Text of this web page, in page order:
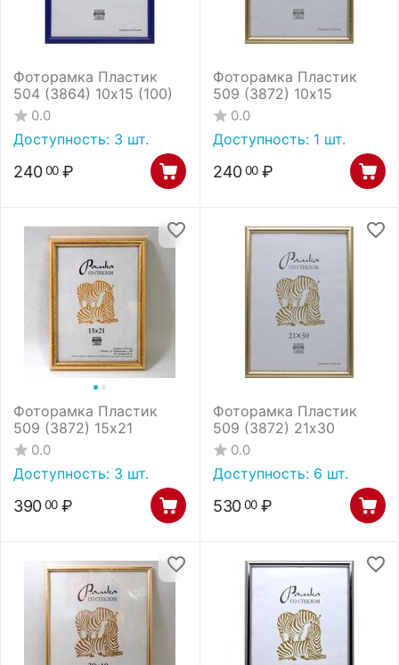
Фоторамка Пластик
504 (3864) 10х15 (100)
0.0
Доступность: 3 шт.
240 00 ₽
Фоторамка Пластик
509 (3872) 10х15
0.0
Доступность: 1 шт.
240 00 ₽
Фоторамка Пластик
509 (3872) 15х21
0.0
Доступность: 3 шт.
390 00 ₽
Фоторамка Пластик
509 (3872) 21х30
0.0
Доступность: 6 шт.
530 00 ₽